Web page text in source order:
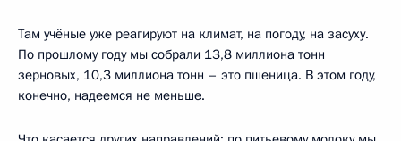
Там учёные уже реагируют на климат, на погоду, на засуху.
По прошлому году мы собрали 13,8 миллиона тонн
зерновых, 10,3 миллиона тонн – это пшеница. В этом году,
конечно, надеемся не меньше.